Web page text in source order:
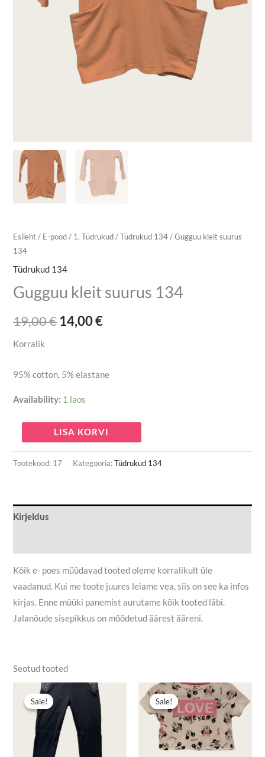
Esileht/ E-pood/ 1. Tüdrukud/Tüdrukud 134/ Gugguu kleit suurus
134
Tüdrukud 134
Gugguu kleit suurus 134
19,00€ 14,00€
Korralik
95% cotton, 5% elastane
Availability: 1 laos
LISA KORVI
Tootekood: 17 Kategooria:Tüdrukud 134
Kirjeldus
Kõik e- poes müüdavad tooted oleme korralikult üle
vaadanud. Kui me toote juures leiame vea, siis on see ka infos
kirjas. Enne müüki panemist aurutame kõik tooted läbi.
Jalanõude sisepikkus on mõõdetud äärest ääreni.
Seotud tooted
Sale!
Sale!
Algne
hind
oli:
4,50 €.
Praegune
hind
on:
3,00 €.
Sale!
Sale!
Algne
hind
oli:
3,00 €.
Praegune
hind
on:
1,50 €.